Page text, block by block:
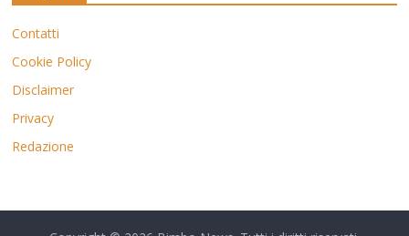
Contatti
Cookie Policy
Disclaimer
Privacy
Redazione